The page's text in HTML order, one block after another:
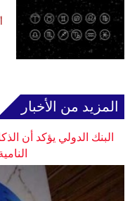
المزيد من الأخبار
البنك الدولي يؤكد أن